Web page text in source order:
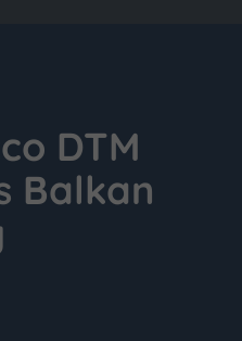
DTM
Balkan